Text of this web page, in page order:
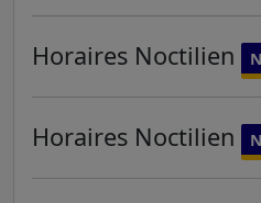
Horaires Noctilien
Horaires Noctilien